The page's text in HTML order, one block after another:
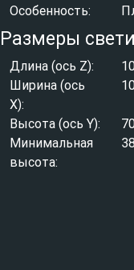
Особенность:
Размеры
Длина (ось Z):
Ширина (ось
X):
Высота (ось Y):
Минимальная
высота: